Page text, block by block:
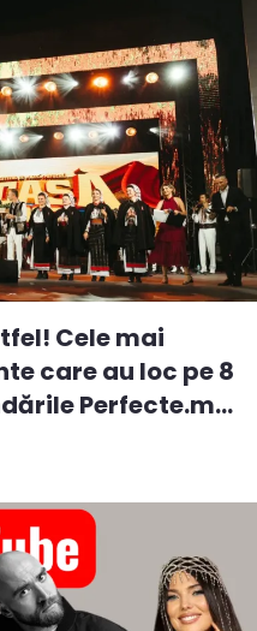
Cele mai
care au loc pe 8
Perfecte.m...